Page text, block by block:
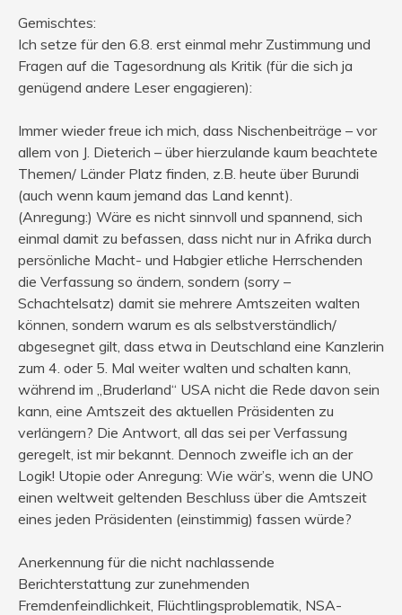
Gemischtes:
Ich setze für den 6.8. erst einmal mehr Zustimmung und
Fragen auf die Tagesordnung als Kritik (für die sich ja
genügend andere Leser engagieren):
Immer wieder freue ich mich, dass Nischenbeiträge – vor
allem von J. Dieterich – über hierzulande kaum beachtete
Themen/ Länder Platz finden, z.B. heute über Burundi
(auch wenn kaum jemand das Land kennt).
(Anregung:) Wäre es nicht sinnvoll und spannend, sich
einmal damit zu befassen, dass nicht nur in Afrika durch
persönliche Macht- und Habgier etliche Herrschenden
die Verfassung so ändern, sondern (sorry –
Schachtelsatz) damit sie mehrere Amtszeiten walten
können, sondern warum es als selbstverständlich/
abgesegnet gilt, dass etwa in Deutschland eine Kanzlerin
zum 4. oder 5. Mal weiter walten und schalten kann,
während im „Bruderland“ USA nicht die Rede davon sein
kann, eine Amtszeit des aktuellen Präsidenten zu
verlängern? Die Antwort, all das sei per Verfassung
geregelt, ist mir bekannt. Dennoch zweifle ich an der
Logik! Utopie oder Anregung: Wie wär’s, wenn die UNO
einen weltweit geltenden Beschluss über die Amtszeit
eines jeden Präsidenten (einstimmig) fassen würde?
Anerkennung für die nicht nachlassende
Berichterstattung zur zunehmenden
Fremdenfeindlichkeit, Flüchtlingsproblematik, NSA-